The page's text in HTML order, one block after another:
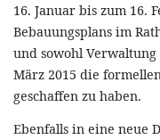
16. Januar bis zum 16.
Bebauungsplans im
und sowohl
März 2015 die
geschaffen zu haben.
Ebenfalls in eine neue